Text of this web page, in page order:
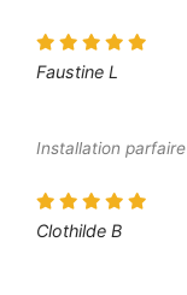
Faustine L
Installation parfaire
Clothilde B